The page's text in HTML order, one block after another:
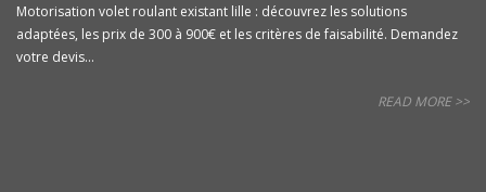
Motorisation volet roulant existant lille : découvrez les solutions
adaptées, les prix de 300 à 900€ et les critères de faisabilité. Demandez
votre devis...
READ MORE >>